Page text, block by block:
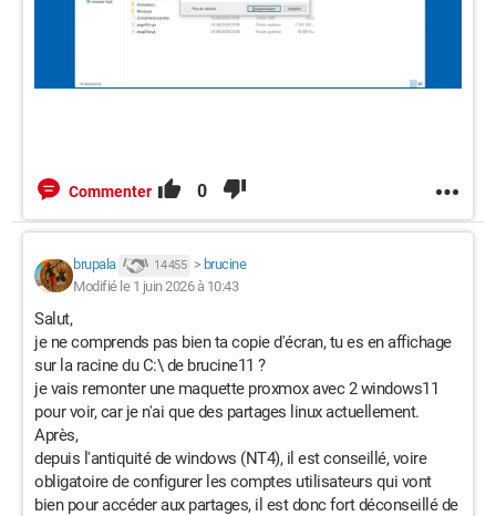
Commenter 0
brupala 14 455 > brucine
Modifié le 1 juin 2026 à 10:43
Salut,
je ne comprends pas bien ta copie d'écran, tu es en affichage
sur la racine du C:\ de brucine11 ?
je vais remonter une maquette proxmox avec 2 windows11
pour voir, car je n'ai que des partages linux actuellement.
Après,
depuis l'antiquité de windows (NT4), il est conseillé, voire
obligatoire de configurer les comptes utilisateurs qui vont
bien pour accéder aux partages, il est donc fort déconseillé de